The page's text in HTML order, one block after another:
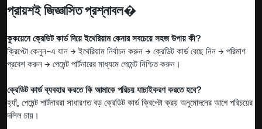
প্রায়শই জিজ্ঞাসিত প্রশ্নাবল�
কুকয়েনে ক্রেডিট কার্ড দিয়ে ইথেরিয়াম কেনার সবচেয়ে সহজ উপায় কী?
ক্রিপ্টো কেনুন-এ যান → ইথেরিয়াম নির্বাচন করুন → ক্রেডিট কার্ড বেছে নিন → পরিমাণ
প্রবেশ করুন → পেমেন্ট পার্টনারের মাধ্যমে পেমেন্ট নিশ্চিত করুন।
ক্রেডিট কার্ড ব্যবহার করতে কি আমাকে পরিচয় যাচাইকরণ করতে হবে?
হ্যাঁ, পেমেন্ট পার্টনাররা সাধারণত বড় ক্রেডিট কার্ড ক্রিপ্টো ক্রয় অনুমোদনের আগে পরিচয়ের
দলিল চায়।